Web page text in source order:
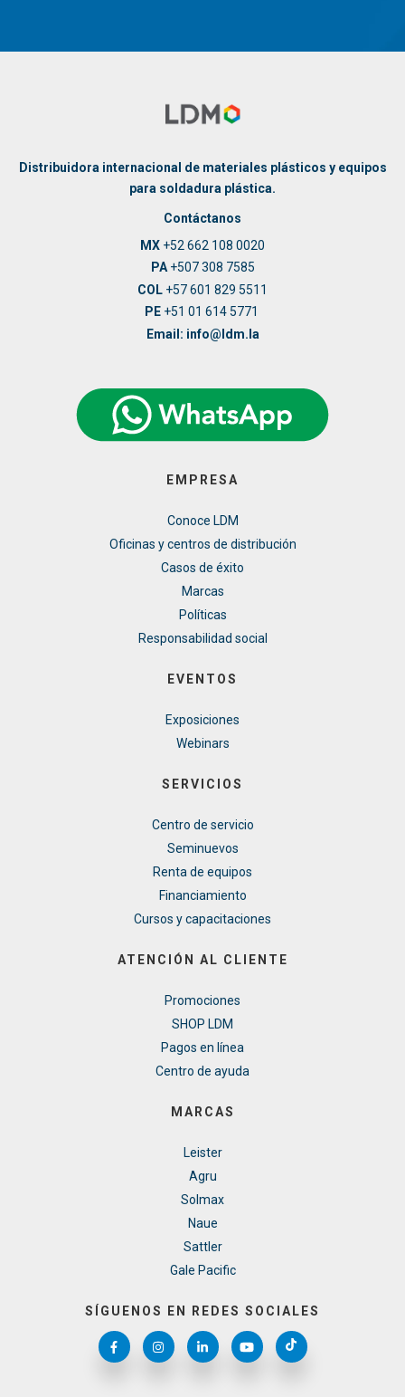
Distribuidora internacional de materiales plásticos y equipos
para soldadura plástica.
Contáctanos
MX +52 662 108 0020
PA+507 308 7585
COL +57 601 829 5511
PE +51 01 614 5771
Email: info@ldm.la
EMPRESA
Conoce LDM
Oficinas y centros de distribución
Casos de éxito
Marcas
Políticas
Responsabilidad social
EVENTOS
Exposiciones
Webinars
SERVICIOS
Centro de servicio
Seminuevos
Renta de equipos
Financiamiento
Cursos y capacitaciones
ATENCIÓN AL CLIENTE
Promociones
SHOP LDM
Pagos en línea
Centro de ayuda
MARCAS
Leister
Agru
Solmax
Naue
Sattler
Gale Pacific
SÍGUENOS EN REDES SOCIALES